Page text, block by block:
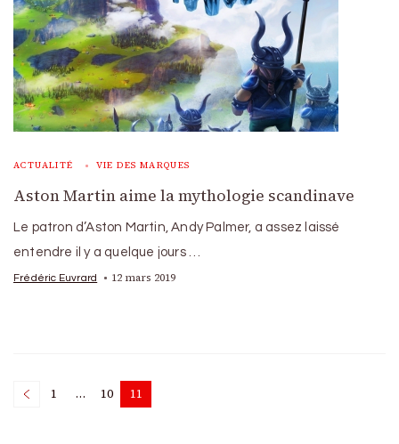
ACTUALITÉ VIE DES MARQUES
Aston Martin aime la mythologie scandinave
Le patron d’Aston Martin, Andy Palmer, a assez laissé
entendre il y a quelque jours …
Frédéric Euvrard 12 mars 2019
Posts
Page
1 … Page
10 Page
11